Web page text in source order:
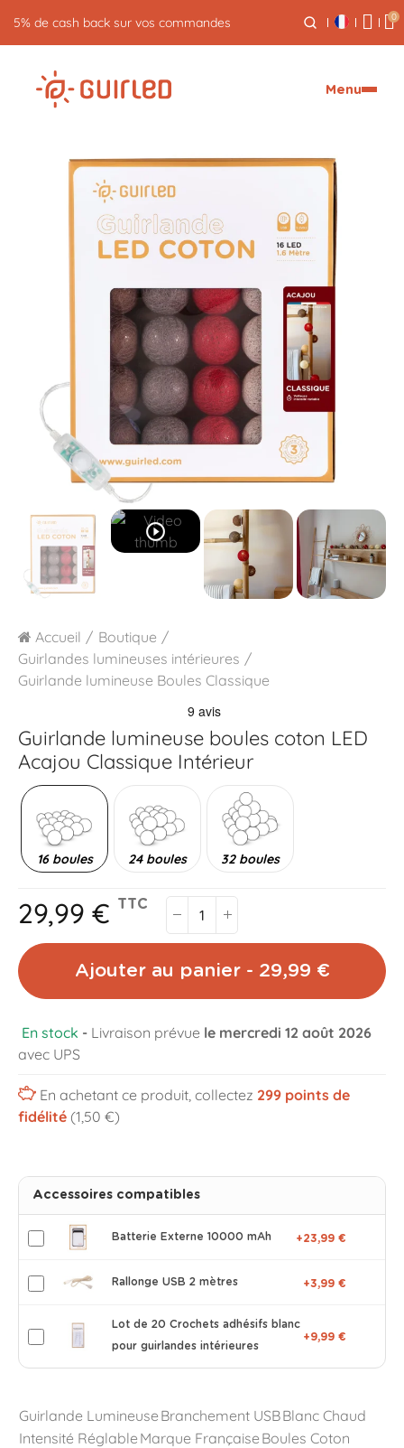
Retour gratuit pendant 30 jours 0
Menu
play_circle_outline
Accueil
Boutique
Guirlandes lumineuses intérieures
Guirlande lumineuse Boules Classique
Guirlande lumineuse boules coton LED
Acajou Classique Intérieur
16 boules 24 boules 32 boules
29,99 € TTC
Ajouter au panier - 29,99 €
En stock - Livraison prévue le mercredi 12 août 2026
avec UPS
En achetant ce produit, collectez 299points de
fidélité (1,50 €)
Accessoires compatibles
Batterie Externe 10000 mAh +23,99 €
Rallonge USB 2 mètres +3,99 €
Lot de 20 Crochets adhésifs blanc
pour guirlandes intérieures
+9,99 €
Guirlande Lumineuse Branchement USBBlanc Chaud
Intensité Réglable Marque Française Boules Coton